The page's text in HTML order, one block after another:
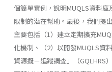
個簡單實例，說明MUQLS資料
限制的潜在幫助。最後，我們提
主要包括（1）建立定期擴充
化機制、（2）以開發MUQLS資
資源擬－追蹤調査」（GQLHRS